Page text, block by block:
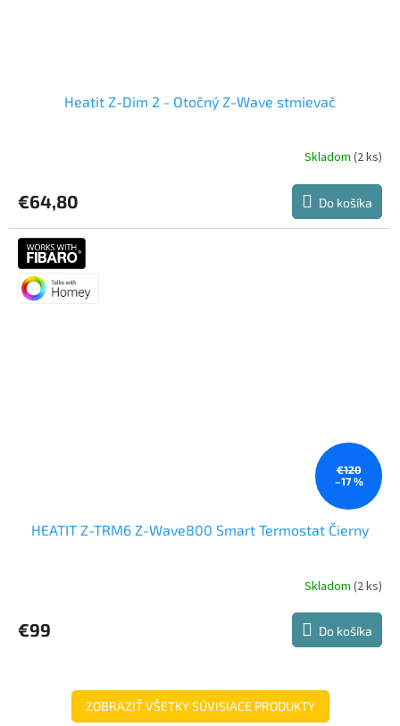
Heatit Z-Dim 2 - Otočný Z-Wave stmievač
Skladom (2 ks)
€64,80 Do košíka
€120
–17 %
HEATIT Z-TRM6 Z-Wave800 Smart Termostat Čierny
Skladom (2 ks)
€99 Do košíka
ZOBRAZIŤ VŠETKY SÚVISIACE PRODUKTY